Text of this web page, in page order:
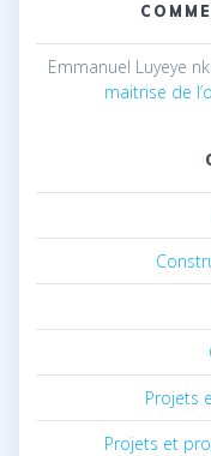
Emmanuel Luyeye
maitrise de
Projets
Projets et